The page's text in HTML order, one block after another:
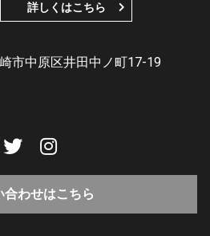
詳しくはこちら
市中原区井田中ノ町17-19
合わせはこちら